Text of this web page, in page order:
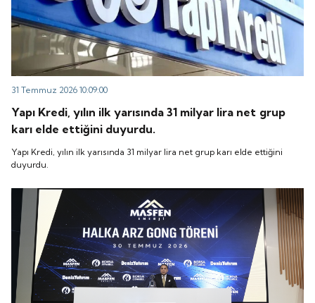
31 Temmuz 2026 10:09:00
Yapı Kredi, yılın ilk yarısında 31 milyar lira net grup
karı elde ettiğini duyurdu.
Yapı Kredi, yılın ilk yarısında 31 milyar lira net grup karı elde ettiğini
duyurdu.